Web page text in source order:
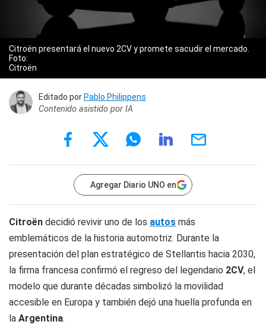
Citroën presentará el nuevo 2CV y promete sacudir el mercado.
Foto:
Citroën
Editado por Pablo Philippens
Contenido asistido por IA
Agregar Diario UNO en
Citroën decidió revivir uno de los autos más
emblemáticos de la historia automotriz. Durante la
presentación del plan estratégico de Stellantis hacia 2030,
la firma francesa confirmó el regreso del legendario 2CV, el
modelo que durante décadas simbolizó la movilidad
accesible en Europa y también dejó una huella profunda en
la Argentina.